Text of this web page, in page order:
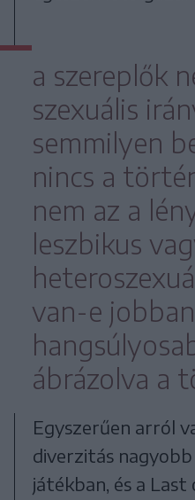
a szereplők
szexuális
semmilyen
nincs a
nem az a
leszbikus
van-e
ábrázolva a
Egyszerűen arról
diverzitás
játékban, és a Last